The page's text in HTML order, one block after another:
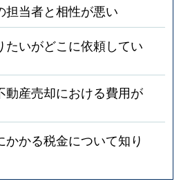
担当者と相性が悪い
たいがどこに依頼してい
動産売却における費用が
かかる税金について知り